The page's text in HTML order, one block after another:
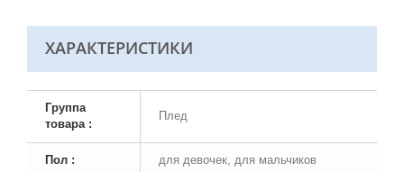
ХАРАКТЕРИСТИКИ
Группа
товара :
Плед
Пол : для девочек, для мальчиков